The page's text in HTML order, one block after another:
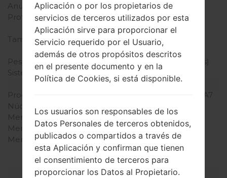
Anunciado
Junio, 2014
Profundidad
10.1 milímetros (0.40
pulgadas)
Tamaño (dimensiones)
113.8 x 189.3 milímetros
(4.48 x 7.45 pulgadas)
Peso
293 gramos (10.34 onzas)
Sistema de operación
Android 4.4.x KitKat
Hardware
Procesador
1200 MHz ARM Cortex-A7
Núcleos de UCP
cuatro núcleos
Memoria RAM
1GB
Memoria interna
8GB
Memoria externa
microSD, microSDHC,
TransFlash, microSDXC
hasta 64 GB
Red y Datos
Aplicación o por los propietarios de
servicios de terceros utilizados por esta
Aplicación sirve para proporcionar el
Servicio requerido por el Usuario,
además de otros propósitos descritos
en el presente documento y en la
Política de Cookies, si está disponible.
Los usuarios son responsables de los
Datos Personales de terceros obtenidos,
publicados o compartidos a través de
esta Aplicación y confirman que tienen
el consentimiento de terceros para
proporcionar los Datos al Propietario.